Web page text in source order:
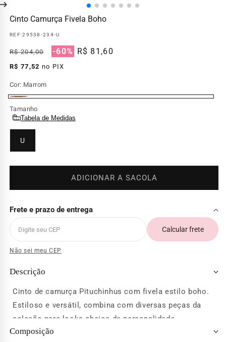
Cinto Camurça Fivela Boho
REF:29538-234-U
Preço
normal
R$ 204,00
Preço
promocional
-60% R$ 81,60
R$ 77,52 no PIX
Cor: Marrom
Tamanho
Tabela de Medidas
U
ADICIONAR A SACOLA
Frete e prazo de entrega
Calcular frete
Não sei meu CEP
Descrição
Cinto de camurça Pituchinhus com fivela estilo boho.
Estiloso e versátil, combina com diversas peças da
coleção para looks cheios de personalidade.
Composição